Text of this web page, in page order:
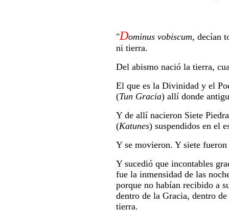
"Dominus vobiscum, decían
ni tierra.
Del abismo nació la tierra,
El que es la Divinidad y el
(Tun Gracia) allí donde
Y de allí nacieron Siete
(Katunes) suspendidos en el
Y se movieron. Y siete fueron
Y sucedió que incontables
fue la inmensidad de las
porque no habían recibido a
dentro de la Gracia, dentro
tierra.